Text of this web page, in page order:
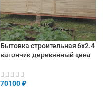
Бытовка строительная 6х2.4
вагончик деревянный цена
70100₽